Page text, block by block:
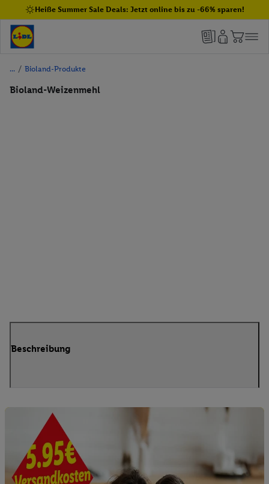
Heiße Summer Sale Deals: Jetzt online bis zu -66% sparen!
/ Bioland-Produkte
Bioland-Weizenmehl
Beschreibung